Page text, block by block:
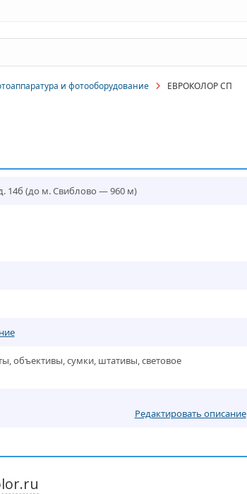
и фотооборудование ЕВРОКОЛОР СП
14б (до м. Свиблово — 960 м)
объективы, сумки, штативы, световое
Редактировать описание